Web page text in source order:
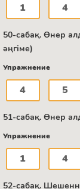
1 4
50-сабақ. Өнер
әңгіме)
Упражнение
4 5
51-сабақ. Өнер
Упражнение
1 4
52-сабақ.